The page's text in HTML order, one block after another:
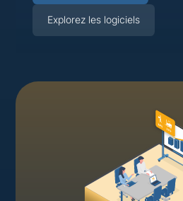
Explorez les logiciels